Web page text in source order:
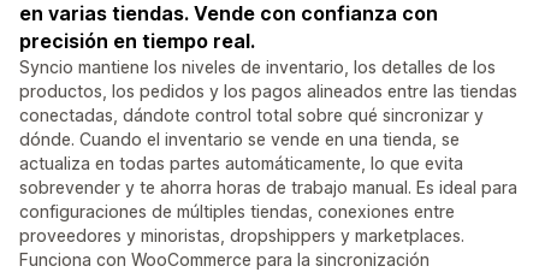
en varias tiendas. Vende con confianza con
precisión en tiempo real.
Syncio mantiene los niveles de inventario, los detalles de los
productos, los pedidos y los pagos alineados entre las tiendas
conectadas, dándote control total sobre qué sincronizar y
dónde. Cuando el inventario se vende en una tienda, se
actualiza en todas partes automáticamente, lo que evita
sobrevender y te ahorra horas de trabajo manual. Es ideal para
configuraciones de múltiples tiendas, conexiones entre
proveedores y minoristas, dropshippers y marketplaces.
Funciona con WooCommerce para la sincronización